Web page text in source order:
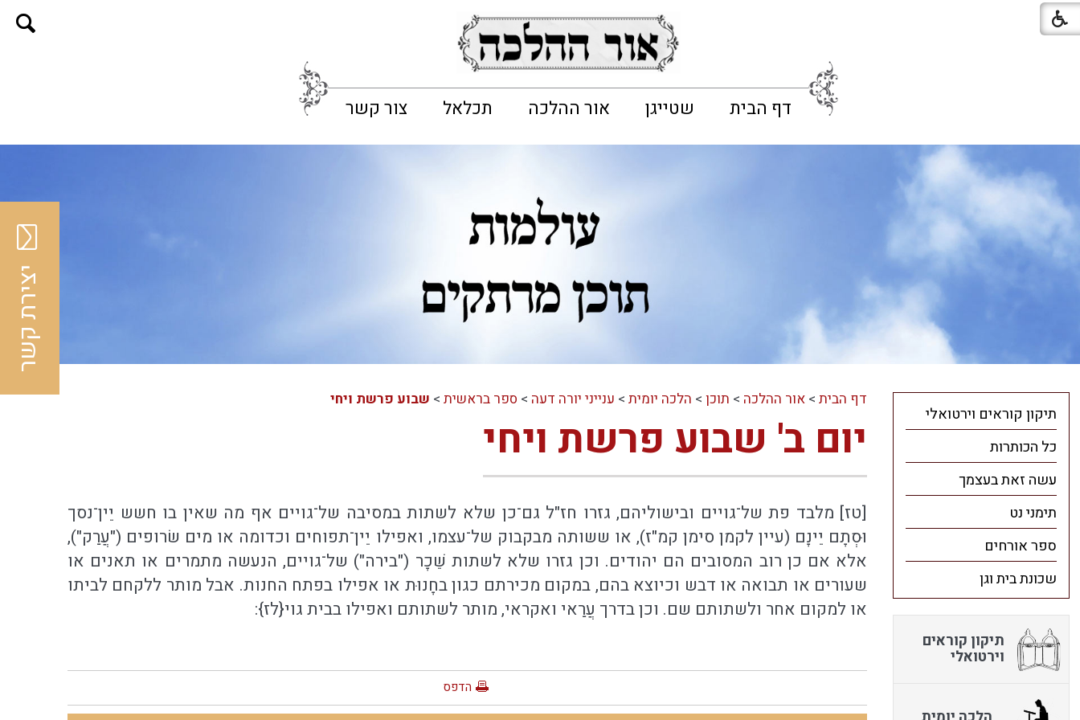
דף הבית שטייגן אור ההלכה תכלאל צור קשר
דף הבית> אור ההלכה > תוכן> הלכה יומית> ענייני יורה דעה > ספר בראשית> שבוע פרשת ויחי
יום ב' שבוע פרשת ויחי
[טז] מלבד פת של־גויים ובישוליהם, גזרו חז"ל גם־כן שלא לשתות במסיבה של־גויים אף מה שאין בו חשש יֵין־נסך
וּסְתָם יֵינָם (עיין לקמן סימן קמ"ז), או ששותה מבקבוק של־עצמו, ואפילו יֵין־תפוחים וכדומה או מים שׂרופים ("עֲרַק"),
אלא אם כן רוב המסובים הם יהודים. וכן גזרו שלא לשתות שֵׁכָר ("בירה") של־גויים, הנעשה מתמרים או תאנים או
שעורים או תבואה או דבש וכיוצא בהם, במקום מכירתם כגון בחָנוּת או אפילו בפתח החנות. אבל מותר ללקחם לביתו
או למקום אחר ולשתותם שם. וכן בדרך עֲרַאי ואקראי, מותר לשתותם ואפילו בבית גוי{לז}:
הדפס
תיקון קוראים וירטואלי
כל הכותרות
עשה זאת בעצמך
תימני נט
ספר אורחים
שכונת בית וגן
תיקון קוראים
וירטואלי
יצירת קשר